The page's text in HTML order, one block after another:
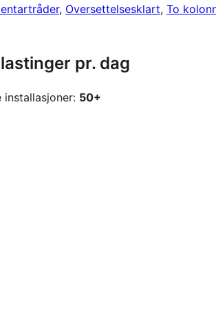
, Oversettelsesklart, To
pr. dag
installasjoner: 50+